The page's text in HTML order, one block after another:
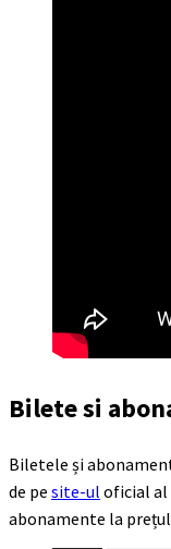
Bilete si
Biletele și
de pe site-ul oficial al
abonamente la prețul